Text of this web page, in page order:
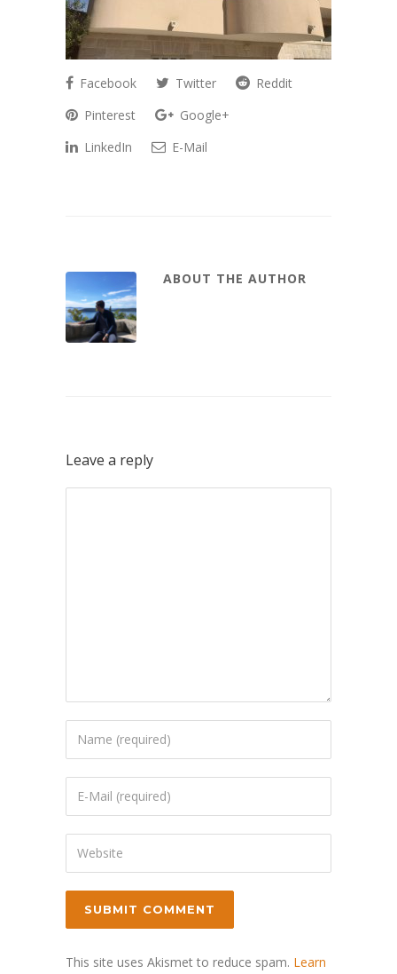
Facebook Twitter
Reddit
Pinterest
Google+
LinkedIn
E-Mail
ABOUT THE AUTHOR
Leave a reply
This site uses Akismet to reduce spam. Learn